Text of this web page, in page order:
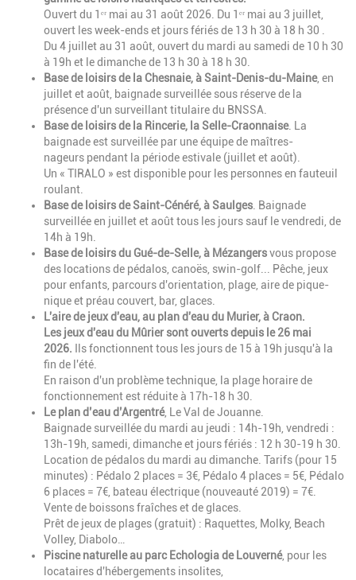
Ouvert du 1ᵉʳ mai au 31 août 2026. Du 1ᵉʳ mai au 3 juillet,
ouvert les week-ends et jours fériés de 13 h 30 à 18 h 30 .
Du 4 juillet au 31 août, ouvert du mardi au samedi de 10 h 30
à 19h et le dimanche de 13 h 30 à 18 h 30.
Base de loisirs de la Chesnaie, à Saint-Denis-du-Maine, en
juillet et août, baignade surveillée sous réserve de la
présence d'un surveillant titulaire du BNSSA.
Base de loisirs de la Rincerie, la Selle-Craonnaise. La
baignade est surveillée par une équipe de maîtres-
nageurs pendant la période estivale (juillet et août).
Un « TIRALO » est disponible pour les personnes en fauteuil
roulant.
Base de loisirs de Saint-Cénéré, à Saulges . Baignade
surveillée en juillet et août tous les jours sauf le vendredi, de
14h à 19h.
Base de loisirs du Gué-de-Selle, à Mézangersvous propose
des locations de pédalos, canoës, swin-golf... Pêche, jeux
pour enfants, parcours d'orientation, plage, aire de pique-
nique et préau couvert, bar, glaces.
L'aire de jeux d'eau, au plan d'eau du Murier, à Craon.
Les jeux d'eau du Mûrier sont ouverts depuis le 26 mai
2026. Ils fonctionnent tous les jours de 15 à 19h jusqu'à la
fin de l'été.
En raison d'un problème technique, la plage horaire de
fonctionnement est réduite à 17h-18 h 30.
Le plan d’eau d’Argentré, Le Val de Jouanne.
Baignade surveillée du mardi au jeudi : 14h-19h, vendredi :
13h-19h, samedi, dimanche et jours fériés : 12 h 30-19 h 30.
Location de pédalos du mardi au dimanche. Tarifs (pour 15
minutes) : Pédalo 2 places = 3€, Pédalo 4 places = 5€, Pédalo
6 places = 7€, bateau électrique (nouveauté 2019) = 7€.
Vente de boissons fraîches et de glaces.
Prêt de jeux de plages (gratuit) : Raquettes, Molky, Beach
Volley, Diabolo…
Piscine naturelle au parc Echologia de Louverné, pour les
locataires d'hébergements insolites,